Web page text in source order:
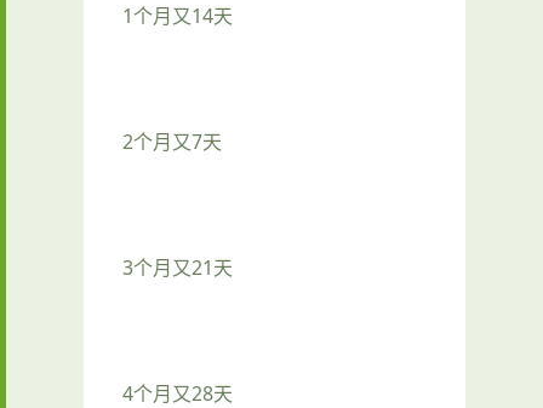
1个月又14天
2个月又7天
3个月又21天
4个月又28天